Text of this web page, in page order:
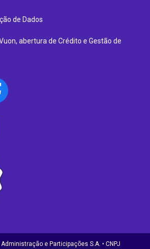
de Dados
abertura de Crédito e Gestão de
e Participações S.A. • CNPJ